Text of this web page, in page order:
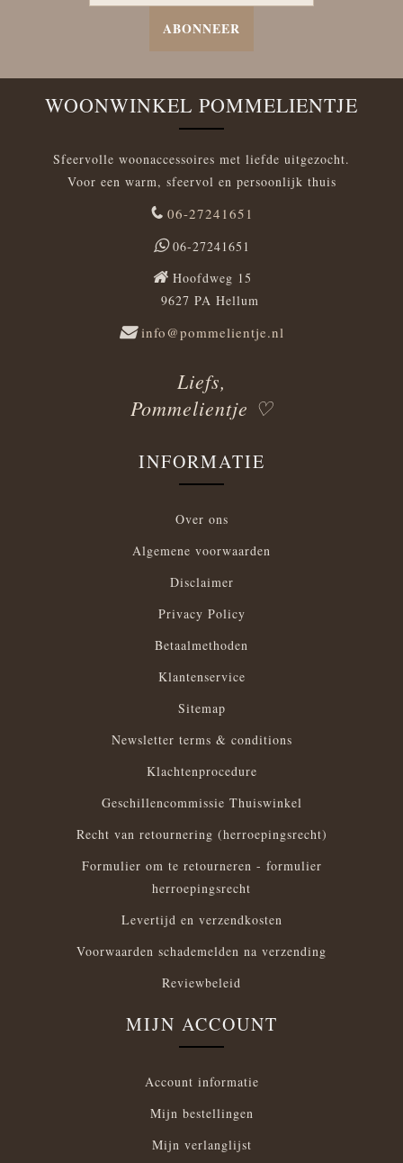
ABONNEER
WOONWINKEL POMMELIENTJE
Sfeervolle woonaccessoires met liefde uitgezocht.
Voor een warm, sfeervol en persoonlijk thuis
06-27241651
06-27241651
Hoofdweg 15
9627 PA Hellum
info@pommelientje.nl
Liefs,
Pommelientje ♡
INFORMATIE
Over ons
Algemene voorwaarden
Disclaimer
Privacy Policy
Betaalmethoden
Klantenservice
Sitemap
Newsletter terms & conditions
Klachtenprocedure
Geschillencommissie Thuiswinkel
Recht van retournering (herroepingsrecht)
Formulier om te retourneren - formulier
herroepingsrecht
Levertijd en verzendkosten
Voorwaarden schademelden na verzending
Reviewbeleid
MIJN ACCOUNT
Account informatie
Mijn bestellingen
Mijn verlanglijst